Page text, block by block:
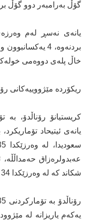
گۆڵ بەرامبەر دوو گۆڵ
خاڵ پلەی دووەمی
ریکۆردە مێژووییەکانی
کریستیانۆ رۆناڵدۆ، بە
یانەی ئیتیحاد
عەبدولرەزاق
شکاند کە لە وەرزێکدا 34 گۆڵی تۆمارکردبوو.